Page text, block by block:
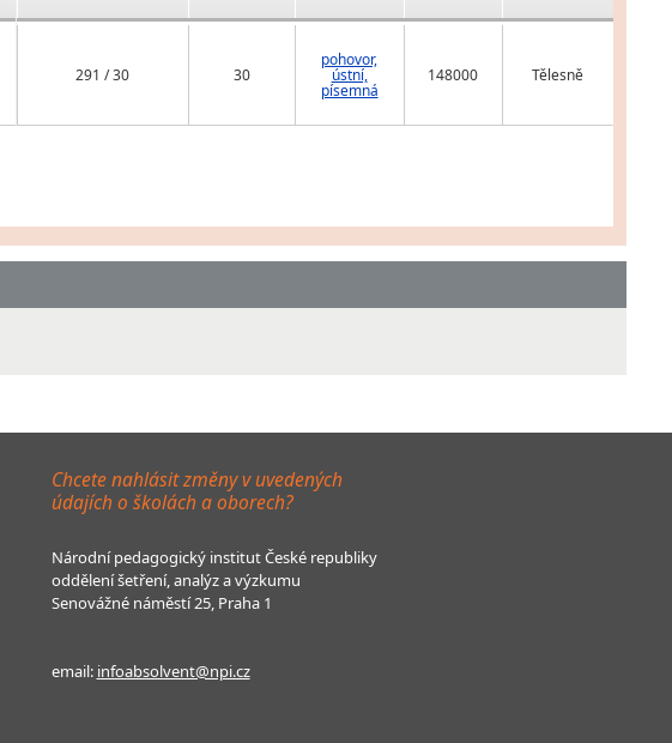
291 / 30 30
pohovor,
ústní,
písemná
148000 Tělesně
Chcete nahlásit změny v uvedených
údajích o školách a oborech?
Národní pedagogický institut České republiky
oddělení šetření, analýz a výzkumu
Senovážné náměstí 25, Praha 1
email: infoabsolvent@npi.cz